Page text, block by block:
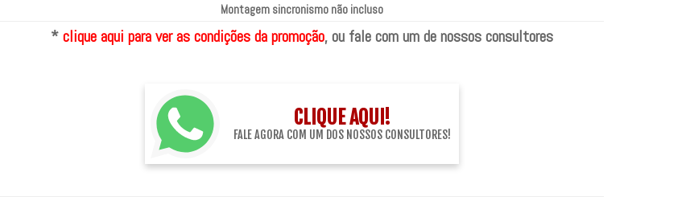
Montagem sincronismo não incluso
*clique aqui para ver as condições da promoção, ou fale com um de nossos consultores
CLIQUE AQUI!
FALE AGORA COM UM DOS NOSSOS CONSULTORES!